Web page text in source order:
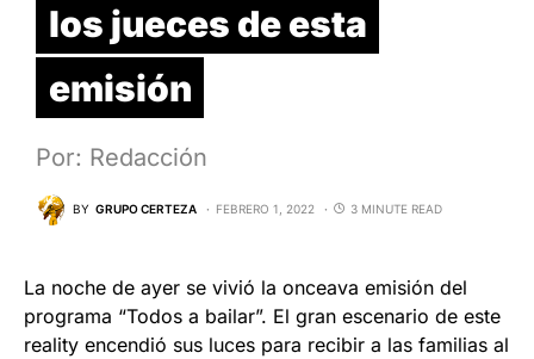
los jueces de esta
emisión
Por: Redacción
BY GRUPO CERTEZA FEBRERO 1, 2022 3 MINUTE READ
La noche de ayer se vivió la onceava emisión del
programa “Todos a bailar”. El gran escenario de este
reality encendió sus luces para recibir a las familias al